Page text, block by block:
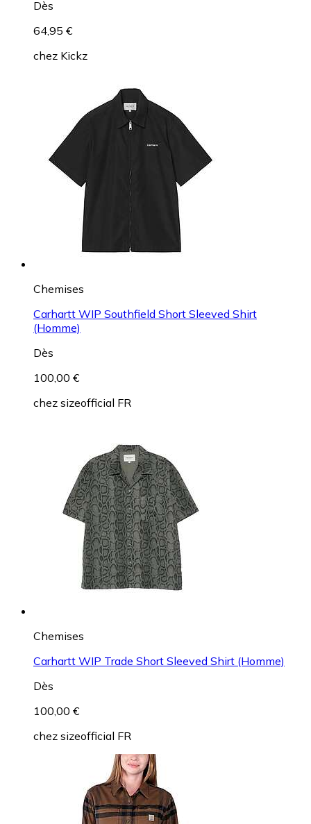
Dès
64,95 €
chez Kickz
Chemises
Carhartt WIP Southfield Short Sleeved Shirt
(Homme)
Dès
100,00 €
chez sizeofficial FR
Chemises
Carhartt WIP Trade Short Sleeved Shirt (Homme)
Dès
100,00 €
chez sizeofficial FR